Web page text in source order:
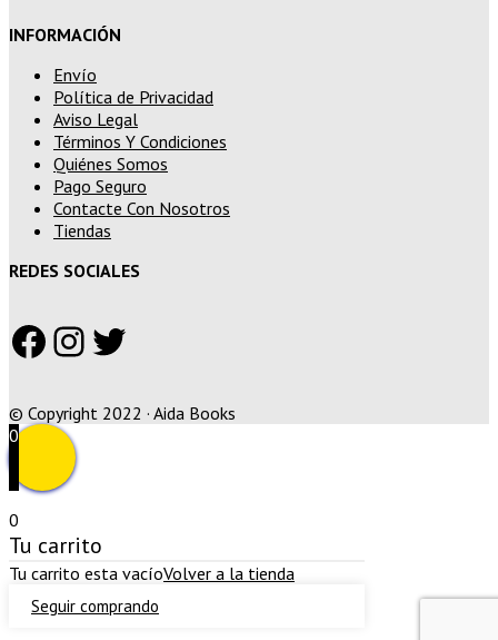
INFORMACIÓN
Envío
Política de Privacidad
Aviso Legal
Términos Y Condiciones
Quiénes Somos
Pago Seguro
Contacte Con Nosotros
Tiendas
REDES SOCIALES
Facebook
Instagram
Twitter
© Copyright 2022 · Aida Books
0
0
Tu carrito
Tu carrito esta vacíoVolver a la tienda
Seguir comprando